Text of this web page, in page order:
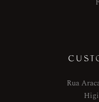
Rua